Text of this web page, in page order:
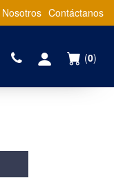
Nosotros Contáctanos
(0)